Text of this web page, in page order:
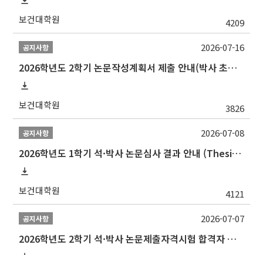
보건대학원 4209
공지사항
2026학년도 2학기 논문작성계획서 제출 안내(박사 초심 일정 포함)_Thesis Proposal
보건대학원 3826
2026-07-16
공지사항
2026학년도 1학기 석·박사 논문심사 결과 안내 (Thesis Defense Result)
보건대학원 4121
2026-07-08
공지사항
2026학년도 2학기 석·박사 논문제출자격시험 합격자 공고(TSQ Exam Result)
2026-07-07